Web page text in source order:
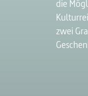
die
zwei